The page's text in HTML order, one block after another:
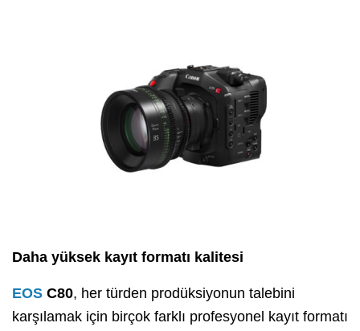
Daha yüksek kayıt formatı kalitesi
EOS C80, her türden prodüksiyonun talebini
karşılamak için birçok farklı profesyonel kayıt formatı